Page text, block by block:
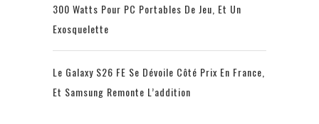
300 Watts Pour PC Portables De Jeu, Et Un
Exosquelette
Le Galaxy S26 FE Se Dévoile Côté Prix En France,
Et Samsung Remonte L’addition